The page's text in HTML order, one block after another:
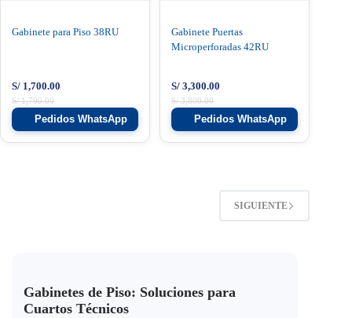
Gabinete para Piso 38RU
S/1,790.00
S/ 1,700.00
Pedidos WhatsApp
Gabinete Puertas
Microperforadas 42RU
S/3,800.00
S/ 3,300.00
Pedidos WhatsApp
SIGUIENTE
Gabinetes de Piso: Soluciones para
Cuartos Técnicos